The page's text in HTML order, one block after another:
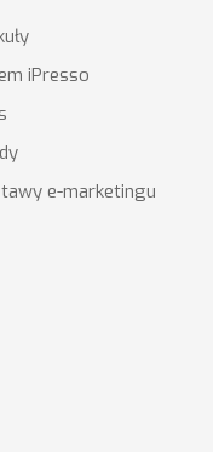
iPresso
e-marketingu